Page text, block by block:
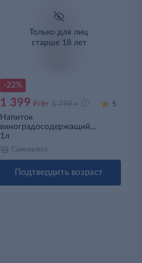
-22%
Только для лиц
старше 18 лет
1 399 д/бт 1 799 д 5
Напиток
виноградосодержащий
Martini Rosso из виноградного
сырья красный сладкий, 1л
1л
Самовывоз
Подтвердить возраст